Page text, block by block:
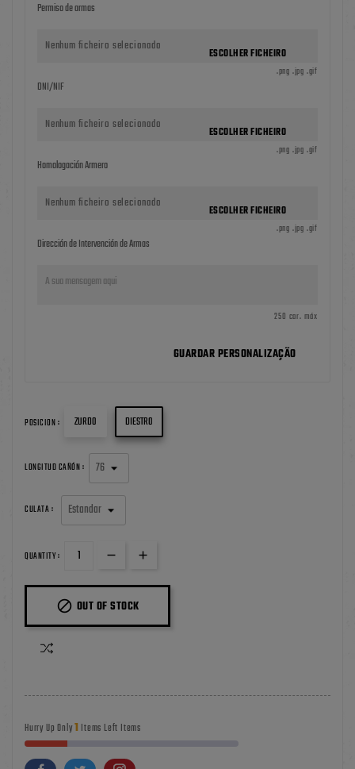
Permiso de armas
Nenhum ficheiro selecionado ESCOLHER FICHEIRO
.png .jpg .gif
DNI/NIF
Nenhum ficheiro selecionado ESCOLHER FICHEIRO
.png .jpg .gif
Homologación Armero
Nenhum ficheiro selecionado ESCOLHER FICHEIRO
.png .jpg .gif
Dirección de Intervención de Armas
250 car. máx
GUARDAR PERSONALIZAÇÃO
POSICION : ZURDO DIESTRO
LONGITUD CAÑÓN :
CULATA :
QUANTITY :
 OUT OF STOCK
Hurry Up Only1 Items Left Items